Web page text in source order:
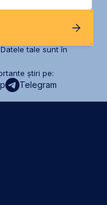
tale sunt în
știri pe:
Telegram